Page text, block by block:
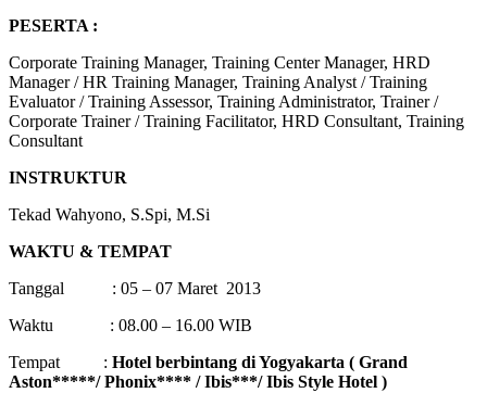
PESERTA :
Corporate Training Manager, Training Center Manager, HRD
Manager / HR Training Manager, Training Analyst / Training
Evaluator / Training Assessor, Training Administrator, Trainer /
Corporate Trainer / Training Facilitator, HRD Consultant, Training
Consultant
INSTRUKTUR
Tekad Wahyono, S.Spi, M.Si
WAKTU & TEMPAT
Tanggal : 05 – 07 Maret 2013
Waktu : 08.00 – 16.00 WIB
Tempat : Hotel berbintang di Yogyakarta ( Grand
Aston*****/ Phonix**** / Ibis***/ Ibis Style Hotel )